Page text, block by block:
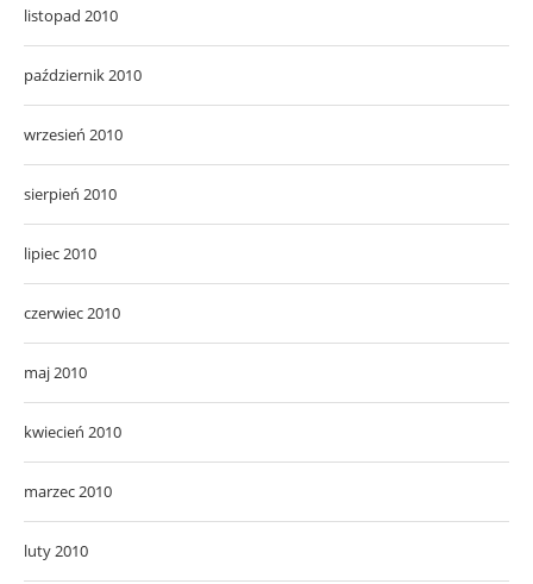
listopad 2010
październik 2010
wrzesień 2010
sierpień 2010
lipiec 2010
czerwiec 2010
maj 2010
kwiecień 2010
marzec 2010
luty 2010